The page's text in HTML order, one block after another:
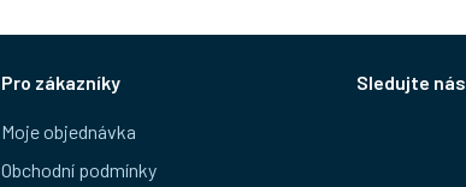
Pro zákazníky
Moje objednávka
Obchodní podmínky
Sledujte nás